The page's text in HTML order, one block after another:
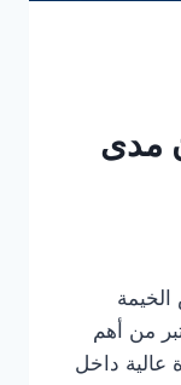
ضمان مدى
تعتبر من أهم
عالية داخل